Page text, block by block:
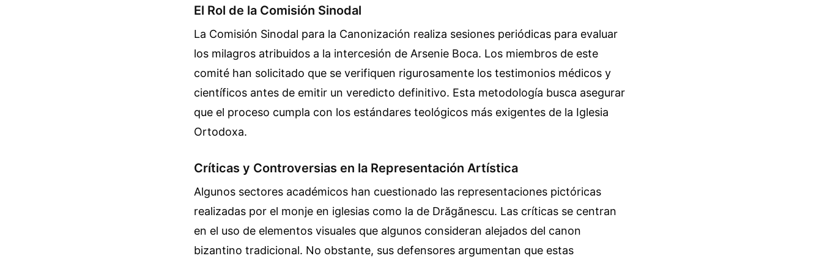
El Rol de la Comisión Sinodal
La Comisión Sinodal para la Canonización realiza sesiones periódicas para evaluar
los milagros atribuidos a la intercesión de Arsenie Boca. Los miembros de este
comité han solicitado que se verifiquen rigurosamente los testimonios médicos y
científicos antes de emitir un veredicto definitivo. Esta metodología busca asegurar
que el proceso cumpla con los estándares teológicos más exigentes de la Iglesia
Ortodoxa.
Críticas y Controversias en la Representación Artística
Algunos sectores académicos han cuestionado las representaciones pictóricas
realizadas por el monje en iglesias como la de Drăgănescu. Las críticas se centran
en el uso de elementos visuales que algunos consideran alejados del canon
bizantino tradicional. No obstante, sus defensores argumentan que estas